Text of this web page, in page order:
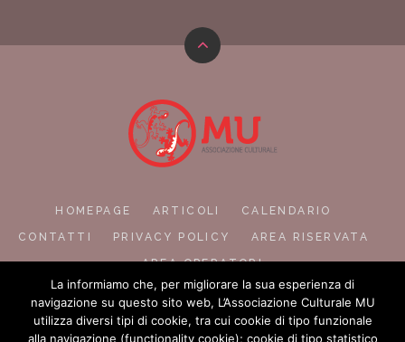
HOMEPAGE ARTICOLI CALENDARIO
CONTATTI PRIVACY POLICY AREA RISERVATA
AREA OPERATORI
La informiamo che, per migliorare la sua esperienza di
navigazione su questo sito web, L’Associazione Culturale MU
utilizza diversi tipi di cookie, tra cui cookie di tipo funzionale
alla navigazione (functionality cookie); cookie di tipo statistico